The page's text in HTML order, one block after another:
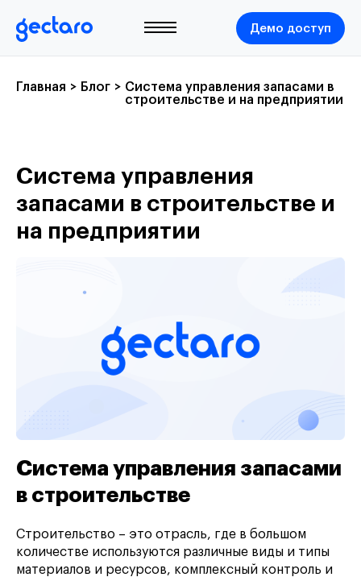
Демо доступ
Главная > Блог > Система управления запасами в
строительстве и на предприятии
Система управления
запасами в строительстве и
на предприятии
Система управления запасами
в строительстве
Строительство – это отрасль, где в большом
количестве используются различные виды и типы
материалов и ресурсов, комплексный контроль и